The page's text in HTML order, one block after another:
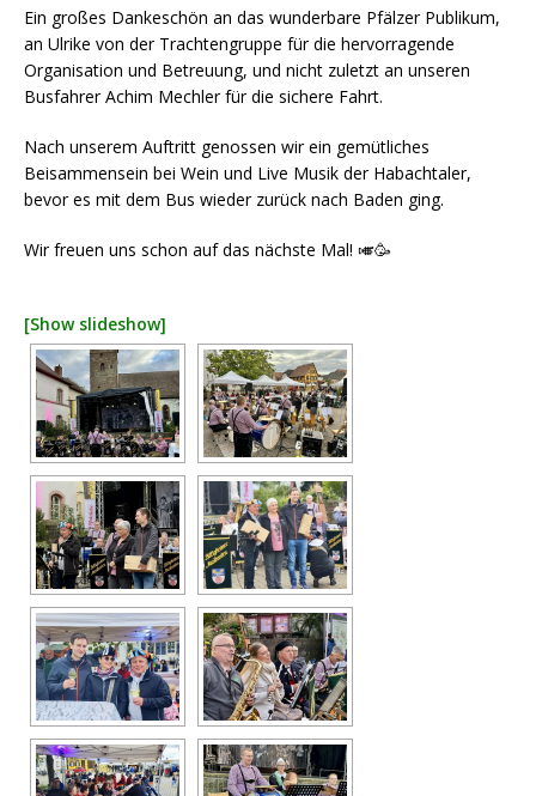
Ein großes Dankeschön an das wunderbare Pfälzer Publikum,
an Ulrike von der Trachtengruppe für die hervorragende
Organisation und Betreuung, und nicht zuletzt an unseren
Busfahrer Achim Mechler für die sichere Fahrt.
Nach unserem Auftritt genossen wir ein gemütliches
Beisammensein bei Wein und Live Musik der Habachtaler,
bevor es mit dem Bus wieder zurück nach Baden ging.
Wir freuen uns schon auf das nächste Mal! 🎺🥳
[Show slideshow]